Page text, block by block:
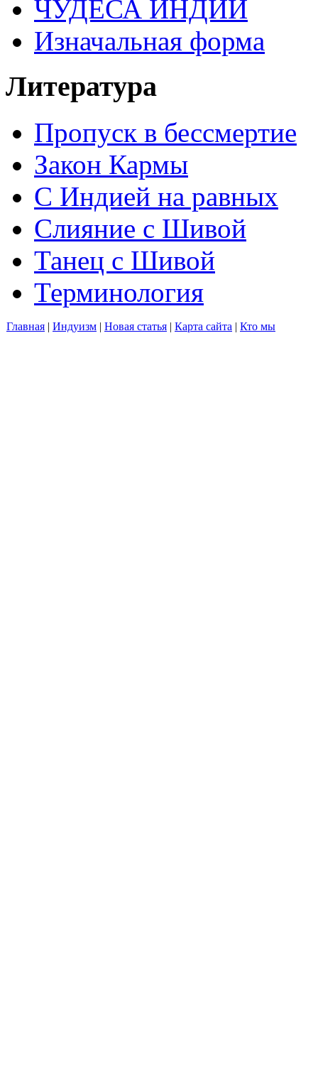
ЧУДЕСА ИНДИИ
Изначальная форма
Литература
Пропуск в бессмертие
Закон Кармы
С Индией на равных
Слияние с Шивой
Танец с Шивой
Терминология
Главная | Индуизм | Новая статья | Карта сайта | Кто мы